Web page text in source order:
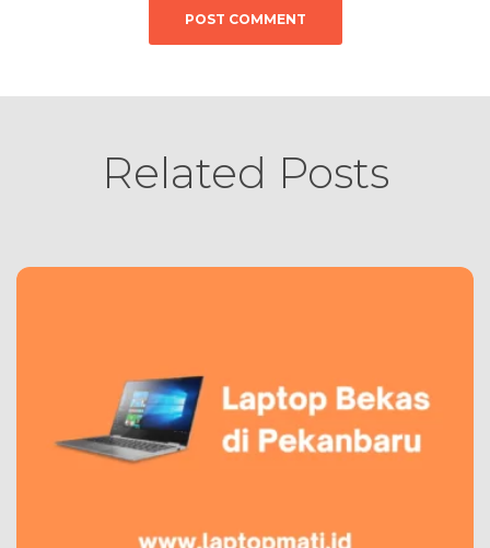
Related Posts